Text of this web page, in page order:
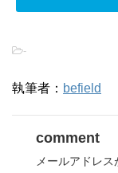
-
執筆者： befield
comment
メールアドレス